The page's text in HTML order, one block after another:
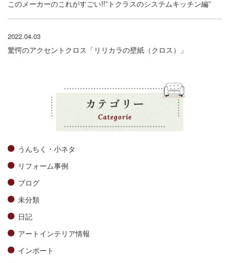
このメーカーのこれがすごい!!”トクラスのシステムキッチン編”
2022.04.03
驚愕のアクセントクロス「リリカラの壁紙（クロス）」
カテゴリー
Categorie
うんちく・小ネタ
リフォーム事例
ブログ
未分類
日記
アートインテリア情報
インポート